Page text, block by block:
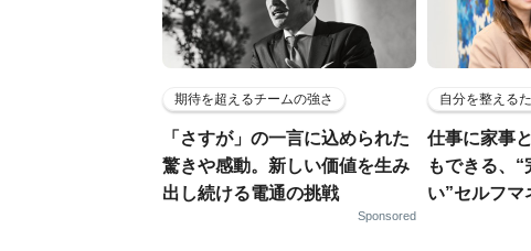
期待を超えるチームの強さ
「さすが」の一言に込められた
驚きや感動。新しい価値を生み
出し続ける電通の挑戦
Sponsored
自分を整える
仕事に家事
もできる、
い”セルフマ